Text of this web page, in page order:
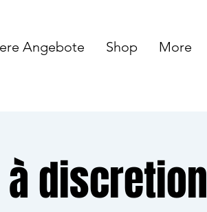
Angebote Shop More
à discretion